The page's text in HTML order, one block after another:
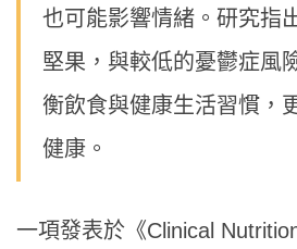
也可能影響情緒。研究指
堅果，與較低的憂鬱症風
衡飲食與健康生活習慣，
健康。
一項發表於《Clinical